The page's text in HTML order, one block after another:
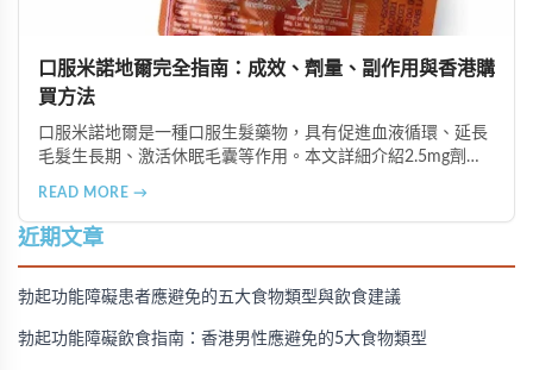
口服米諾地爾完全指南：成效、劑量、副作用與香港購
買方法
口服米諾地爾是一種口服生髮藥物，具有促進血液循環、延長
毛髮生長期、激活休眠毛囊等作用。本文詳細介紹2.5mg劑量
購買方法，並提供真實用戶經驗分享。
READ MORE →
近期文章
勃起功能障礙患者應避免的五大食物類型與飲食建議
勃起功能障礙飲食指南：香港男性應避免的5大食物類型